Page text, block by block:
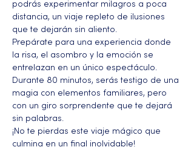
podrás experimentar milagros a poca
distancia, un viaje repleto de ilusiones
que te dejarán sin aliento.
Prepárate para una experiencia donde
la risa, el asombro y la emoción se
entrelazan en un único espectáculo.
Durante 80 minutos, serás testigo de una
magia con elementos familiares, pero
con un giro sorprendente que te dejará
sin palabras.
¡No te pierdas este viaje mágico que
culmina en un final inolvidable!